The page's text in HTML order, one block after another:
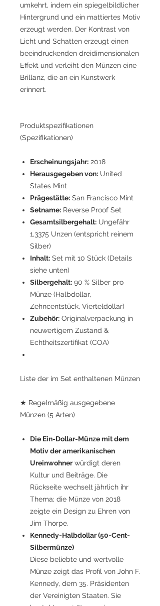
umkehrt, indem ein spiegelbildlicher
Hintergrund und ein mattiertes Motiv
erzeugt werden. Der Kontrast von
Licht und Schatten erzeugt einen
beeindruckenden dreidimensionalen
Effekt und verleiht den Münzen eine
Brillanz, die an ein Kunstwerk
erinnert.
Produktspezifikationen
(Spezifikationen)
Erscheinungsjahr: 2018
Herausgegeben von: United
States Mint
Prägestätte: San Francisco Mint
Setname: Reverse Proof Set
Gesamtsilbergehalt: Ungefähr
1,3375 Unzen (entspricht reinem
Silber)
Inhalt: Set mit 10 Stück (Details
siehe unten)
Silbergehalt: 90 % Silber pro
Münze (Halbdollar,
Zehncentstück, Vierteldollar)
Zubehör: Originalverpackung in
neuwertigem Zustand &
Echtheitszertifikat (COA)
Liste der im Set enthaltenen Münzen
★ Regelmäßig ausgegebene
Münzen (5 Arten)
Die Ein-Dollar-Münze mit dem
Motiv der amerikanischen
Ureinwohnerwürdigt deren
Kultur und Beiträge. Die
Rückseite wechselt jährlich ihr
Thema; die Münze von 2018
zeigte ein Design zu Ehren von
Jim Thorpe.
Kennedy-Halbdollar (50-Cent-
Silbermünze)
Diese beliebte und wertvolle
Münze zeigt das Profil von John F.
Kennedy, dem 35. Präsidenten
der Vereinigten Staaten. Sie